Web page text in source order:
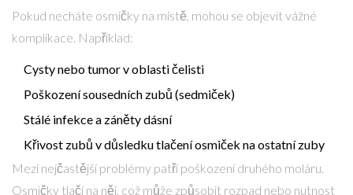
Pokud necháte osmičky na místě, mohou se objevit vážné
komplikace. Například:
Cysty nebo tumor v oblasti čelisti
Poškození sousedních zubů (sedmiček)
Stálé infekce a záněty dásní
Křivost zubů v důsledku tlačení osmiček na ostatní zuby
Mezi nejčastější problémy patří poškození druhého moláru.
Osmičky tlačí na něj, což může způsobit rozpad nebo nutnost